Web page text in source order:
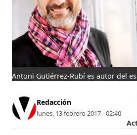
Antoni Gutiérrez-Rubí es autor del
Redacción
lunes, 13 febrero 2017 - 02:40